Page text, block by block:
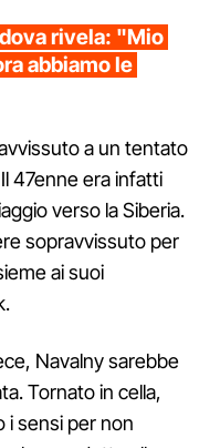
rivela: "Mio
abbiamo le
a un tentato
47enne era infatti
verso la Siberia.
sopravvissuto per
ai suoi
Navalny sarebbe
Tornato in cella,
i sensi per non